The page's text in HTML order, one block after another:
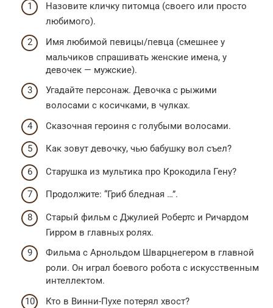
Назовите кличку питомца (своего или просто
любимого).
Имя любимой певицы/певца (смешнее у
мальчиков спрашивать женские имена, у
девочек — мужские).
Угадайте персонаж. Девочка с рыжими
волосами с косичками, в чулках.
Сказочная героиня с голубыми волосами.
Как зовут девочку, чью бабушку вол съел?
Старушка из мультика про Крокодила Гену?
Продолжите: “Гриб бледная …”.
Старый фильм с Джулией Робертс и Ричардом
Гирром в главных ролях.
Фильма с Арнольдом Шварцнегером в главной
роли. Он играл боевого робота с искусственным
интеллектом.
Кто в Винни-Пухе потерял хвост?